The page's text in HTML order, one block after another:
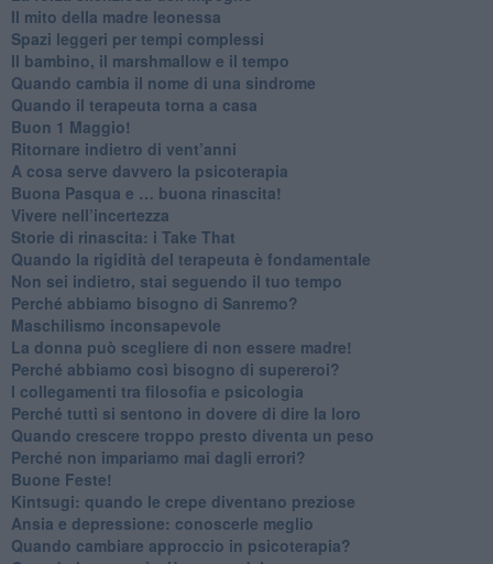
​Il mito della madre leonessa
Spazi leggeri per tempi complessi
Il bambino, il marshmallow e il tempo
​Quando cambia il nome di una sindrome
​Quando il terapeuta torna a casa
​Buon 1 Maggio!
Ritornare indietro di vent’anni
​A cosa serve davvero la psicoterapia
​Buona Pasqua e … buona rinascita!
​Vivere nell’incertezza
​Storie di rinascita: i Take That
​Quando la rigidità del terapeuta è fondamentale
​Non sei indietro, stai seguendo il tuo tempo
​Perché abbiamo bisogno di Sanremo?
​Maschilismo inconsapevole
​La donna può scegliere di non essere madre!
​Perché abbiamo così bisogno di supereroi?
​I collegamenti tra filosofia e psicologia
​Perché tutti si sentono in dovere di dire la loro
​Quando crescere troppo presto diventa un peso
​Perché non impariamo mai dagli errori?
​Buone Feste!
​Kintsugi: quando le crepe diventano preziose
Ansia e depressione: conoscerle meglio
Quando cambiare approccio in psicoterapia?